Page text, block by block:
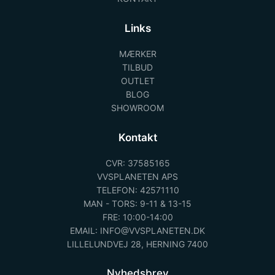
Links
MÆRKER
TILBUD
OUTLET
BLOG
SHOWROOM
Kontakt
CVR: 37585165
VVSPLANETEN APS
TELEFON: 42571110
MAN - TORS: 9-11 & 13-15
FRE: 10:00-14:00
EMAIL: INFO@VVSPLANETEN.DK
LILLELUNDVEJ 28, HERNING 7400